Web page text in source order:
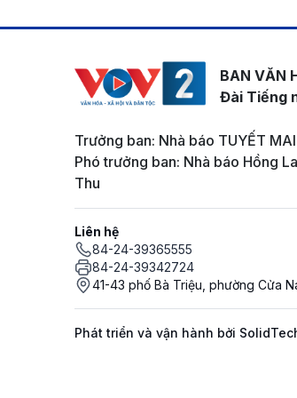
BAN VĂN
Đài Tiếng
Trưởng ban: Nhà báo TUYẾT MAI
Phó trưởng ban: Nhà báo Hồng
Thu
Liên hệ
84-24-39365555
84-24-39342724
41-43 phố Bà Triệu, phường Cửa
Phát triển và vận hành bởi